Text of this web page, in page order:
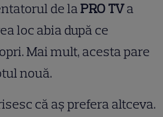
de laPRO TVa
loc abia după ce
Mai mult, acesta pare
nouă.
că aș prefera altceva.